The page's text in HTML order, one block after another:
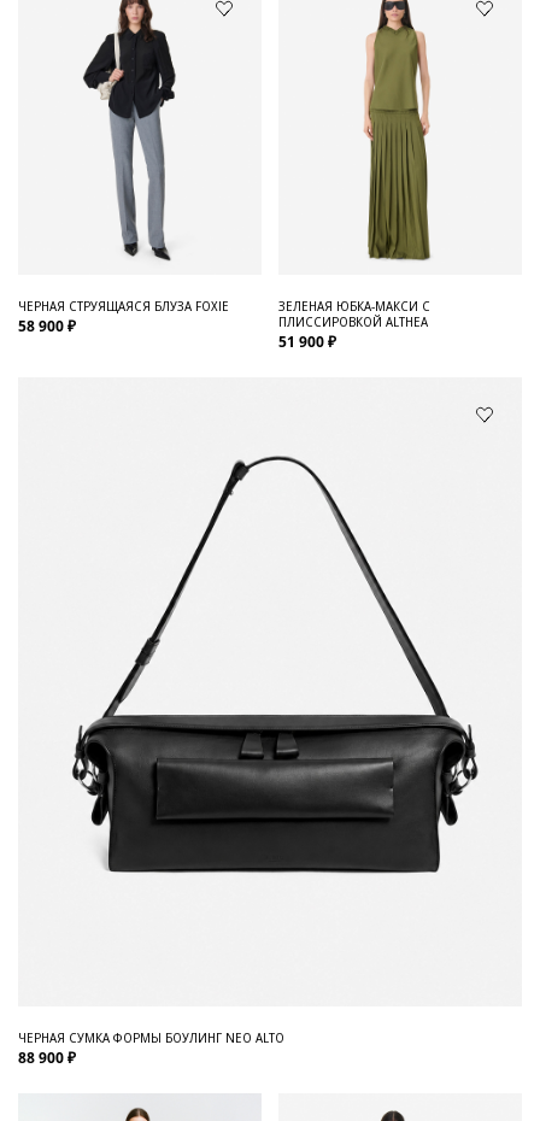
ЧЕРНАЯ СТРУЯЩАЯСЯ БЛУЗА FOXIE
58 900 ₽
ЗЕЛЕНАЯ ЮБКА-МАКСИ С
ПЛИССИРОВКОЙ ALTHEA
51 900 ₽
ЧЕРНАЯ СУМКА ФОРМЫ БОУЛИНГ NEO ALTO
88 900 ₽